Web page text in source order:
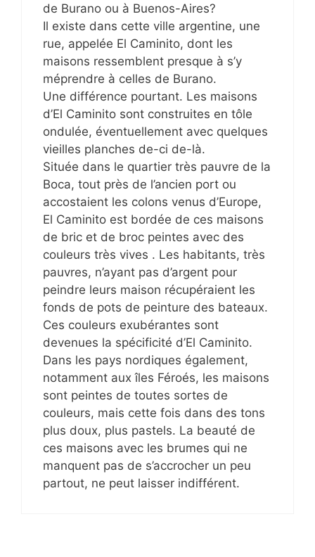
de Burano ou à Buenos-Aires?
Il existe dans cette ville argentine, une
rue, appelée El Caminito, dont les
maisons ressemblent presque à s’y
méprendre à celles de Burano.
Une différence pourtant. Les maisons
d’El Caminito sont construites en tôle
ondulée, éventuellement avec quelques
vieilles planches de-ci de-là.
Située dans le quartier très pauvre de la
Boca, tout près de l’ancien port ou
accostaient les colons venus d’Europe,
El Caminito est bordée de ces maisons
de bric et de broc peintes avec des
couleurs très vives . Les habitants, très
pauvres, n’ayant pas d’argent pour
peindre leurs maison récupéraient les
fonds de pots de peinture des bateaux.
Ces couleurs exubérantes sont
devenues la spécificité d’El Caminito.
Dans les pays nordiques également,
notamment aux îles Féroés, les maisons
sont peintes de toutes sortes de
couleurs, mais cette fois dans des tons
plus doux, plus pastels. La beauté de
ces maisons avec les brumes qui ne
manquent pas de s’accrocher un peu
partout, ne peut laisser indifférent.